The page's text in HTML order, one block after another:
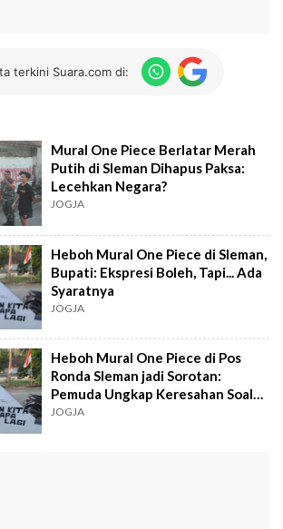
terkini Suara.com di:
Mural One Piece Berlatar Merah
Putih di Sleman Dihapus Paksa:
Lecehkan Negara?
JOGJA
Heboh Mural One Piece di Sleman,
Bupati: Ekspresi Boleh, Tapi... Ada
Syaratnya
JOGJA
Heboh Mural One Piece di Pos
Ronda Sleman jadi Sorotan:
Pemuda Ungkap Keresahan Soal
Negara
JOGJA